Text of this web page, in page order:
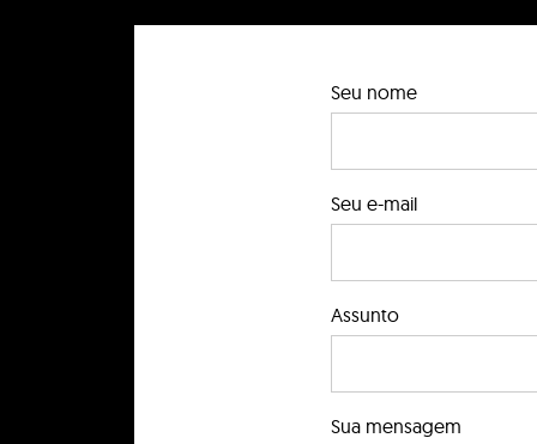
Seu nome
Seu e-mail
Assunto
Sua mensagem